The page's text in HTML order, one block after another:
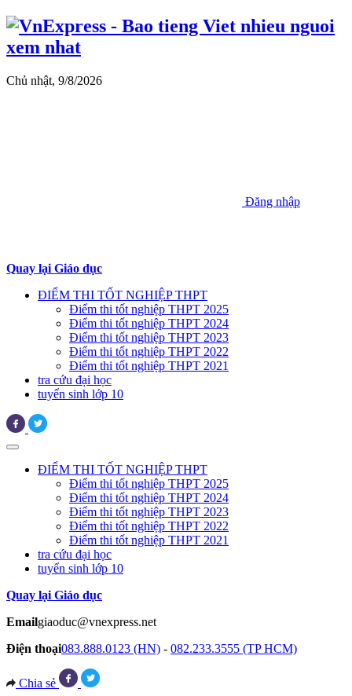
Chủ nhật, 9/8/2026
Đăng nhập
Quay lại Giáo dục
ĐIỂM THI TỐT NGHIỆP THPT
Điểm thi tốt nghiệp THPT 2025
Điểm thi tốt nghiệp THPT 2024
Điểm thi tốt nghiệp THPT 2023
Điểm thi tốt nghiệp THPT 2022
Điểm thi tốt nghiệp THPT 2021
tra cứu đại học
tuyển sinh lớp 10
ĐIỂM THI TỐT NGHIỆP THPT
Điểm thi tốt nghiệp THPT 2025
Điểm thi tốt nghiệp THPT 2024
Điểm thi tốt nghiệp THPT 2023
Điểm thi tốt nghiệp THPT 2022
Điểm thi tốt nghiệp THPT 2021
tra cứu đại học
tuyển sinh lớp 10
Quay lại Giáo dục
Emailgiaoduc@vnexpress.net
Điện thoại083.888.0123 (HN) - 082.233.3555 (TP HCM)
Chia sẻ